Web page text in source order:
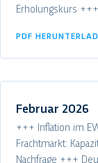
Erholungskurs +++
PDF
Februar 2026
+++ Inflation im
Frachtmarkt:
Nachfrage +++